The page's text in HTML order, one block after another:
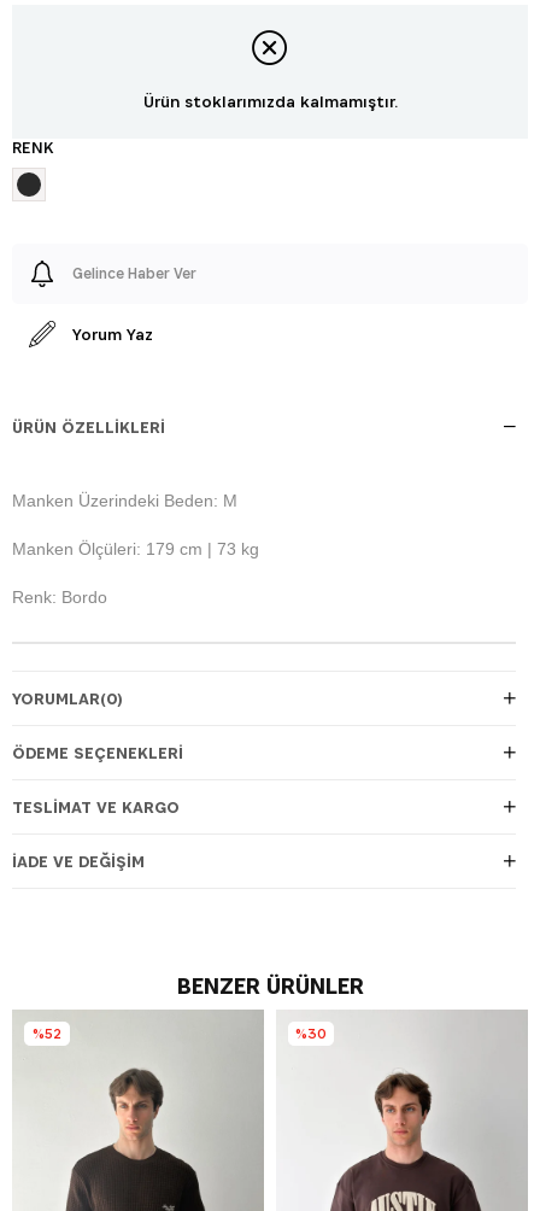
Ürün stoklarımızda kalmamıştır.
RENK
Gelince Haber Ver
Yorum Yaz
ÜRÜN ÖZELLIKLERI
Manken Üzerindeki Beden: M
Manken Ölçüleri: 179 cm | 73 kg
Renk: Bordo
YORUMLAR(0)
ÖDEME SEÇENEKLERI
TESLIMAT VE KARGO
İADE VE DEĞIŞIM
BENZER ÜRÜNLER
%52 %30